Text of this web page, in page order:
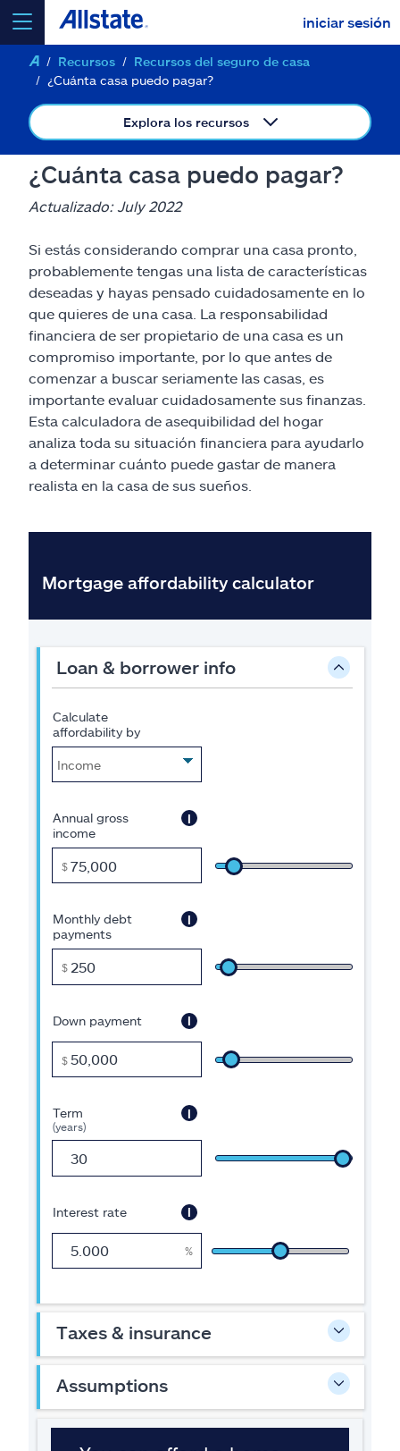
iniciar sesión
seleccionar un producto paracotizar
Select a Product
continuar una cotización
Seguros y más
Recursos
Reclamos
Asistencia y apoyo
English
Recursos
Recursos del seguro de casa
¿Cuánta casa puedo pagar?
Explora los recursos
¿Cuánta casa puedo pagar?
Actualizado: July 2022
Si estás considerando comprar una casa pronto,
probablemente tengas una lista de características
deseadas y hayas pensado cuidadosamente en lo
que quieres de una casa. La responsabilidad
financiera de ser propietario de una casa es un
compromiso importante, por lo que antes de
comenzar a buscar seriamente las casas, es
importante evaluar cuidadosamente sus finanzas.
Esta calculadora de asequibilidad del hogar
analiza toda su situación financiera para ayudarlo
a determinar cuánto puede gastar de manera
realista en la casa de sus sueños.